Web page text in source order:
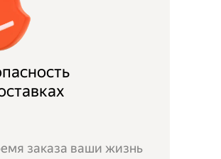
заказа ваши жизнь